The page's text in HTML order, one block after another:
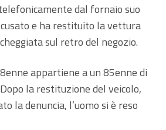
dal fornaio suo
e ha restituito la vettura
sul retro del negozio.
appartiene a un 85enne di
la restituzione del veicolo,
la denuncia, l’uomo si è reso